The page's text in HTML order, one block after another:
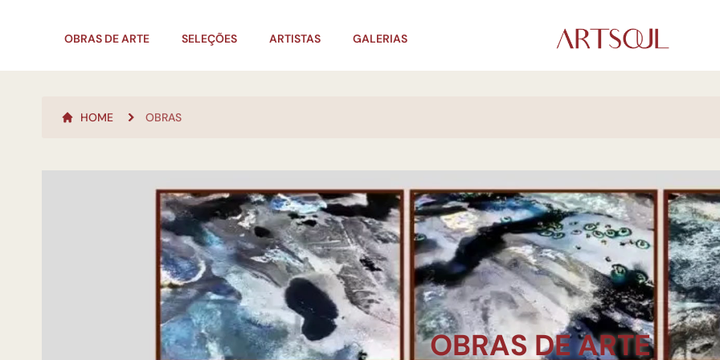
OBRAS DE ARTE SELEÇÕES ARTISTAS GALERIAS
HOME OBRAS
OBRAS DE ARTE